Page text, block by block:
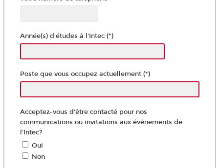
Année(s) d'études à l'Intec (*)
Poste que vous occupez actuellement (*)
Acceptez-vous d'être contacté pour nos
communications ou invitations aux évènements de
l'Intec?
Oui
Non